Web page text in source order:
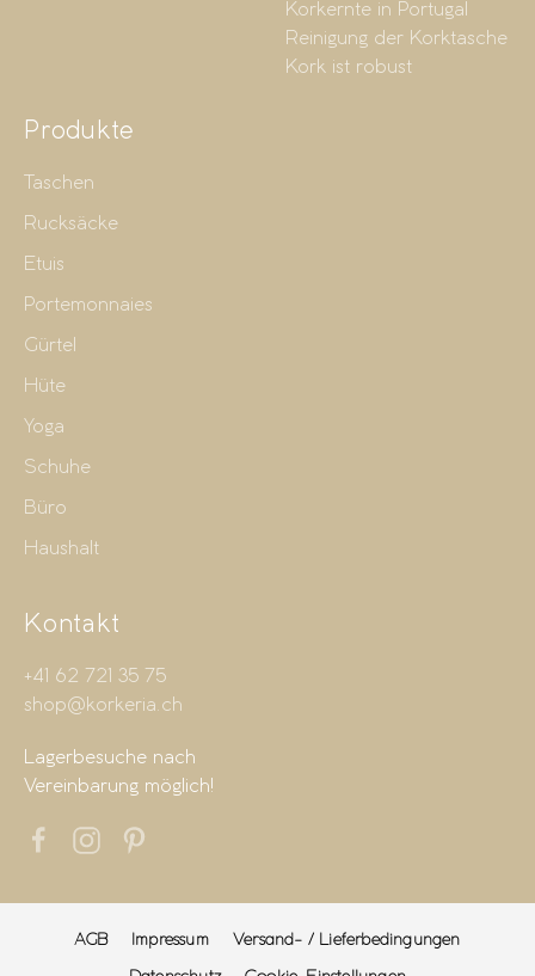
Korkernte in Portugal
Reinigung der Korktasche
Kork ist robust
Produkte
Taschen
Rucksäcke
Etuis
Portemonnaies
Gürtel
Hüte
Yoga
Schuhe
Büro
Haushalt
Kontakt
+41 62 721 35 75
shop@korkeria.ch
Lagerbesuche nach
Vereinbarung möglich!
AGB Impressum
Versand- / Lieferbedingungen